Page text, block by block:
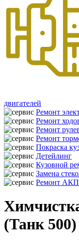
двигателей
Ремонт
Ремонт
Ремонт
Ремонт
Покраска
Детейлинг
Кузовной
Замена
Ремонт
(Танк